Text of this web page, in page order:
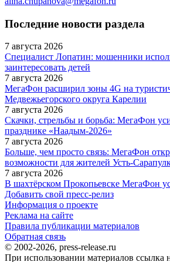
Последние новости раздела
7 августа 2026
Специалист Лопатин: мошенники
заинтересовать детей
7 августа 2026
МегаФон расширил зоны 4G на
Медвежьегорского округа Карелии
7 августа 2026
Скачки, стрельбы и борьба: МегаФон
празднике «Наадым-2026»
7 августа 2026
Больше, чем просто связь: МегаФон
возможности для жителей Усть-
7 августа 2026
В шахтёрском Прокопьевске МегаФон
Добавить свой пресс-релиз
Информация о проекте
Реклама на сайте
Правила публикации материалов
Обратная связь
© 2002-2026, press-release.ru
При использовании материалов ссылка